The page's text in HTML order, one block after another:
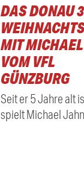
DAS DONAU
MIT
VOM VFL
GÜNZBURG
Seit er 5 Jahre alt
spielt Michael